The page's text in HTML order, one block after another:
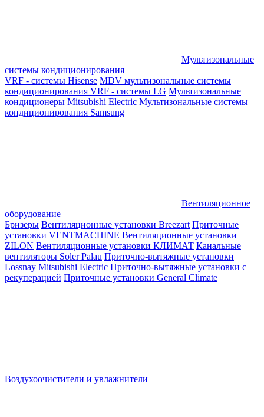
Мультизональные
системы кондиционирования
VRF - системы Hisense MDV мультизональные системы
кондиционирования VRF - системы LG Мультизональные
кондиционеры Mitsubishi Electric Мультизональные системы
кондиционирования Samsung
Вентиляционное
оборудование
Бризеры Вентиляционные установки Breezart Приточные
установки VENTMACHINE Вентиляционные установки
ZILON Вентиляционные установки КЛИМАТ Канальные
вентиляторы Soler Palau Приточно-вытяжные установки
Lossnay Mitsubishi Electric Приточно-вытяжные установки с
рекуперацией Приточные установки General Climate
Воздухоочистители и увлажнители